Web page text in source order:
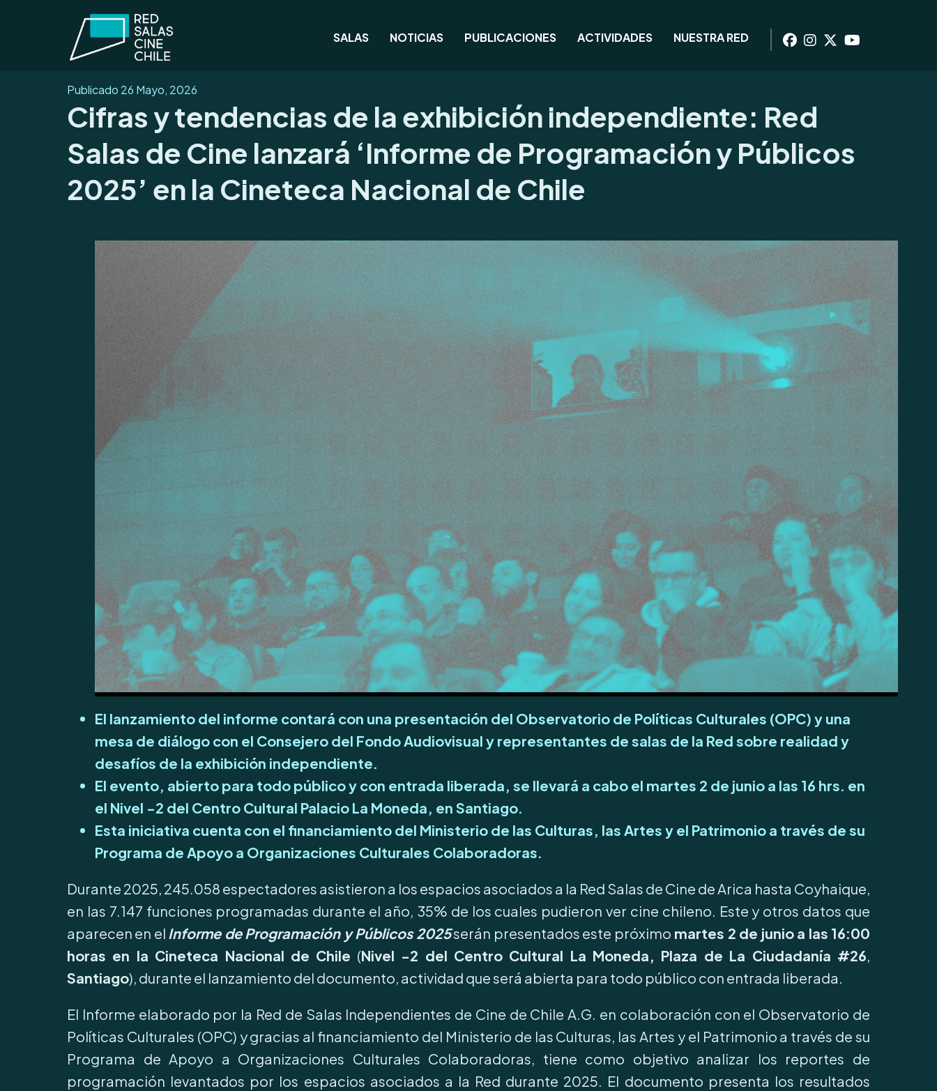
SALAS NOTICIAS PUBLICACIONES ACTIVIDADES NUESTRA RED
Publicado 26 Mayo, 2026
Cifras y tendencias de la exhibición independiente: Red
Salas de Cine lanzará ‘Informe de Programación y Públicos
2025’ en la Cineteca Nacional de Chile
El lanzamiento del informe contará con una presentación del Observatorio de Políticas Culturales (OPC) y una
mesa de diálogo con el Consejero del Fondo Audiovisual y representantes de salas de la Red sobre realidad y
desafíos de la exhibición independiente.
El evento, abierto para todo público y con entrada liberada, se llevará a cabo el martes 2 de junio a las 16 hrs. en
el Nivel -2 del Centro Cultural Palacio La Moneda, en Santiago.
Esta iniciativa cuenta con el financiamiento del Ministerio de las Culturas, las Artes y el Patrimonio a través de su
Programa de Apoyo a Organizaciones Culturales Colaboradoras.
Durante 2025, 245.058 espectadores asistieron a los espacios asociados a la Red Salas de Cine de Arica hasta Coyhaique,
en las 7.147 funciones programadas durante el año, 35% de los cuales pudieron ver cine chileno. Este y otros datos que
aparecen en el Informe de Programación y Públicos 2025serán presentados este próximo martes 2 de junio a las 16:00
horas en la Cineteca Nacional de Chile (Nivel -2 del Centro Cultural La Moneda, Plaza de La Ciudadanía #26,
Santiago), durante el lanzamiento del documento, actividad que será abierta para todo público con entrada liberada.
El Informe elaborado por la Red de Salas Independientes de Cine de Chile A.G. en colaboración con el Observatorio de
Políticas Culturales (OPC) y gracias al financiamiento del Ministerio de las Culturas, las Artes y el Patrimonio a través de su
Programa de Apoyo a Organizaciones Culturales Colaboradoras, tiene como objetivo analizar los reportes de
programación levantados por los espacios asociados a la Red durante 2025. El documento presenta los resultados